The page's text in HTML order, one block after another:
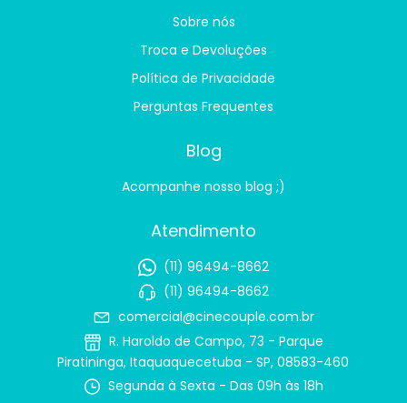
Sobre nós
Troca e Devoluções
Política de Privacidade
Perguntas Frequentes
Blog
Acompanhe nosso blog ;)
Atendimento
(11) 96494-8662
(11) 96494-8662
comercial@cinecouple.com.br
R. Haroldo de Campo, 73 - Parque
Piratininga, Itaquaquecetuba - SP, 08583-460
Segunda à Sexta - Das 09h às 18h